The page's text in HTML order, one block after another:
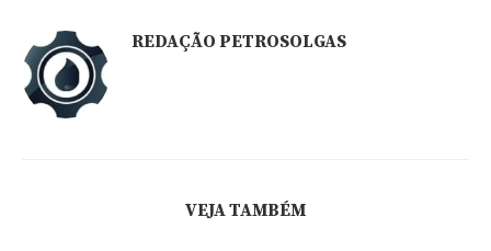
REDAÇÃO PETROSOLGAS
VEJA TAMBÉM